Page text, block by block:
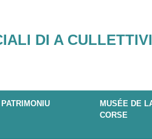
DI A
PATRIMONIU
MUSÉE DE
CORSE